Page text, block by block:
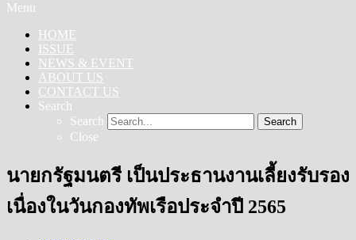
Menu
HOME
ISSUE
NEWS & EVENT
ABOUT US
CONTACT US
Search
Search
Search
Close
นายกรัฐมนตรี เป็นประธานงานเลี้ยงรับรอง
เนื่องในวันกองทัพเรือประจำปี 2565